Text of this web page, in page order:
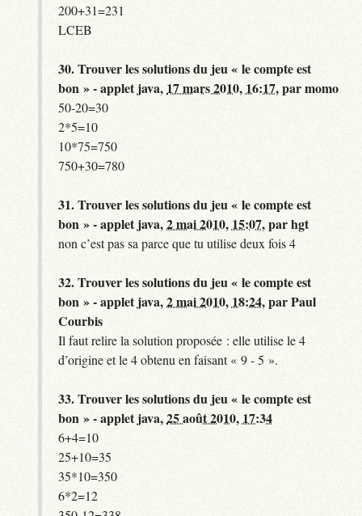
200+31=231
LCEB
30.Trouver les solutions du jeu « le compte est
bon » - applet java, 17 mars 2010, 16:17,parmomo
50-20=30
2*5=10
10*75=750
750+30=780
31.Trouver les solutions du jeu « le compte est
bon » - applet java,2 mai 2010, 15:07,parhgt
non c’est pas sa parce que tu utilise deux fois 4
32.Trouver les solutions du jeu « le compte est
bon » - applet java,2 mai 2010, 18:24,parPaul
Courbis
Il faut relire la solution proposée : elle utilise le 4
d’origine et le 4 obtenu en faisant « 9 - 5 ».
33.Trouver les solutions du jeu « le compte est
bon » - applet java,25 août 2010, 17:34
6+4=10
25+10=35
35*10=350
6*2=12